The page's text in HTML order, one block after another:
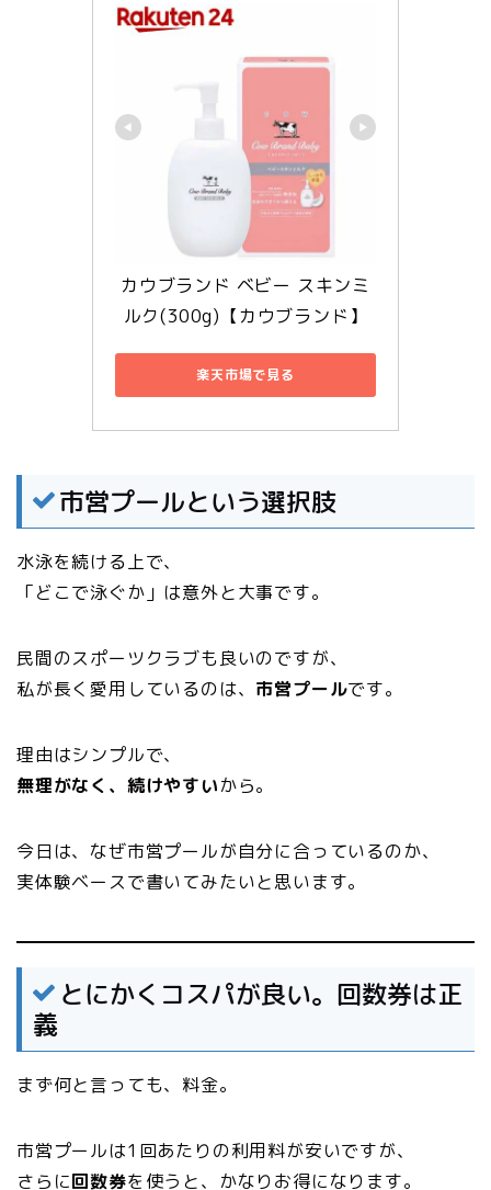
カウブランド ベビー スキンミ
ルク(300g)【カウブランド】
楽天市場で見る
市営プールという選択肢
水泳を続ける上で、
「どこで泳ぐか」は意外と大事です。
民間のスポーツクラブも良いのですが、
私が長く愛用しているのは、 市営プールです。
理由はシンプルで、
無理がなく、続けやすいから。
今日は、なぜ市営プールが自分に合っているのか、
実体験ベースで書いてみたいと思います。
とにかくコスパが良い。回数券は正
義
まず何と言っても、料金。
市営プールは1回あたりの利用料が安いですが、
さらに回数券を使うと、かなりお得になります。